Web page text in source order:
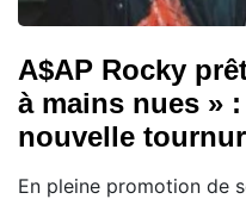
A$AP Rocky
à mains nues »
nouvelle
En pleine promotion de